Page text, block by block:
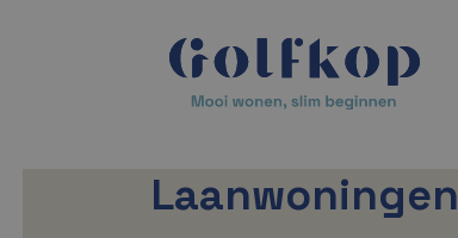
Laanwoningen